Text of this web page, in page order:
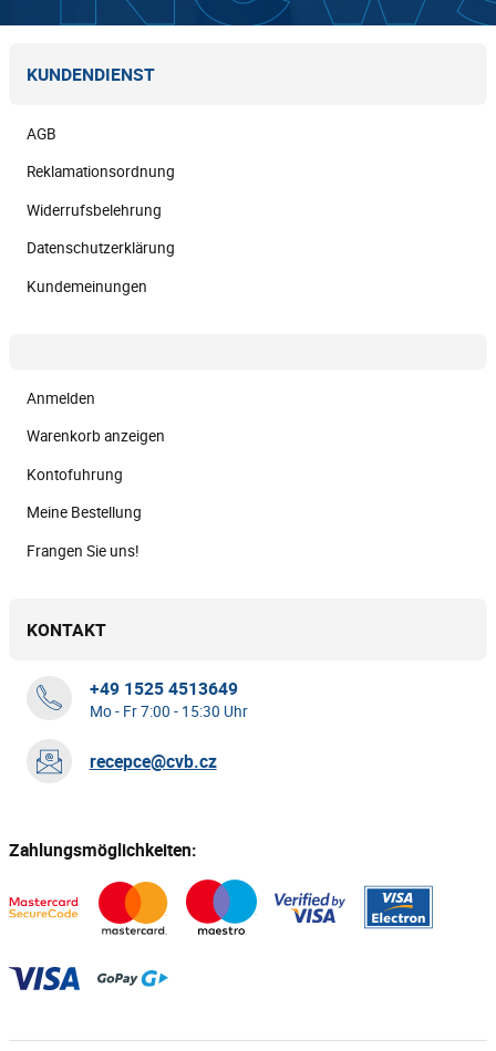
KUNDENDIENST
AGB
Reklamationsordnung
Widerrufsbelehrung
Datenschutzerklärung
Kundemeinungen
Anmelden
Warenkorb anzeigen
Kontofuhrung
Meine Bestellung
Frangen Sie uns!
KONTAKT
+49 1525 4513649
Mo - Fr 7:00 - 15:30 Uhr
recepce@cvb.cz
Zahlungsmöglichkeiten: